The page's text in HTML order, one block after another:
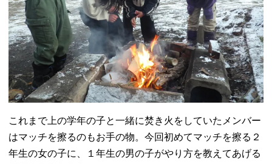
これまで上の学年の子と一緒に焚き火をしていたメンバー
はマッチを擦るのもお手の物。今回初めてマッチを擦る２
年生の女の子に、１年生の男の子がやり方を教えてあげる